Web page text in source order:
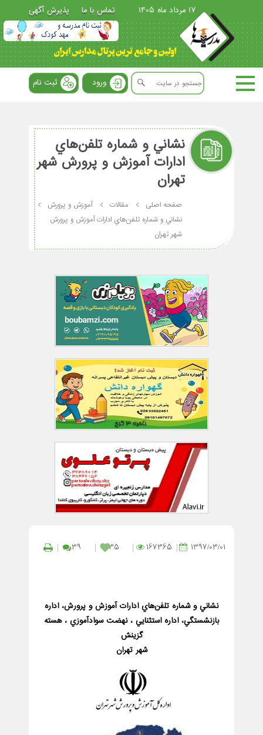
17 مرداد ماه 1405 تماس با ما پذیرش آگهی
ورود ثبت نام
نشاني و شماره تلفن‌هاي
ادارات آموزش و پرورش شهر
تهران
صفحه اصلی مقالات
آموزش و پرورش
نشاني و شماره تلفن‌هاي ادارات آموزش و پرورش
شهر تهران
1397/03/01
167365
35
39
نشاني و شماره تلفن‌هاي ادارات آموزش و پرورش، اداره
بازنشستگي، اداره استثنايي ، نهضت سوادآموزي ، هسته
گزينش
شهر تهران